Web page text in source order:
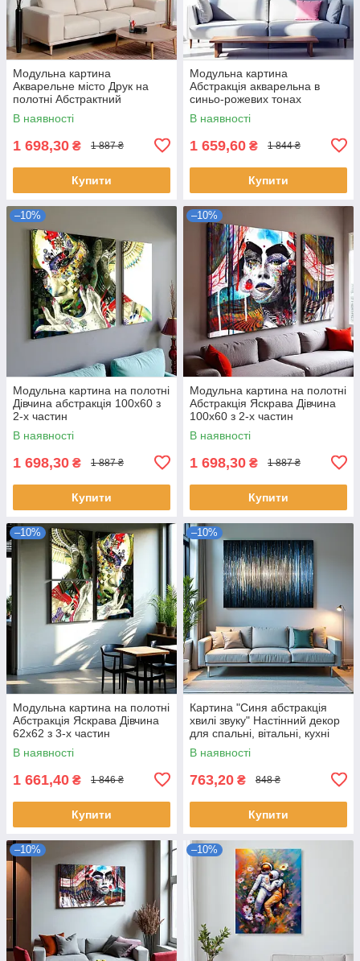
Модульна картина
Акварельне місто Друк на
полотні Абстрактний
настінний декор в теплих
тонах 100х60 з 2-х частин
В наявності
1 698,30 ₴ 1 887 ₴
Купити
Модульна картина
Абстракція акварельна в
синьо-рожевих тонах
Cучасний триптих на полотні
для інтер’єру 90х60 із 3-х
В наявності
1 659,60 ₴ 1 844 ₴
Купити
–10%
Модульна картина на полотні
Дівчина абстракція 100х60 з
2-х частин
В наявності
1 698,30 ₴ 1 887 ₴
Купити
–10%
Модульна картина на полотні
Абстракція Яскрава Дівчина
100х60 з 2-х частин
В наявності
1 698,30 ₴ 1 887 ₴
Купити
–10%
Модульна картина на полотні
Абстракція Яскрава Дівчина
62х62 з 3-х частин
В наявності
1 661,40 ₴ 1 846 ₴
Купити
–10%
Картина "Синя абстракція
хвилі звуку" Настінний декор
для спальні, вітальні, кухні
Друк на полотні 60х46 см
В наявності
763,20 ₴ 848 ₴
Купити
–10% –10%